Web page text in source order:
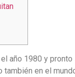
año 1980 y
en el